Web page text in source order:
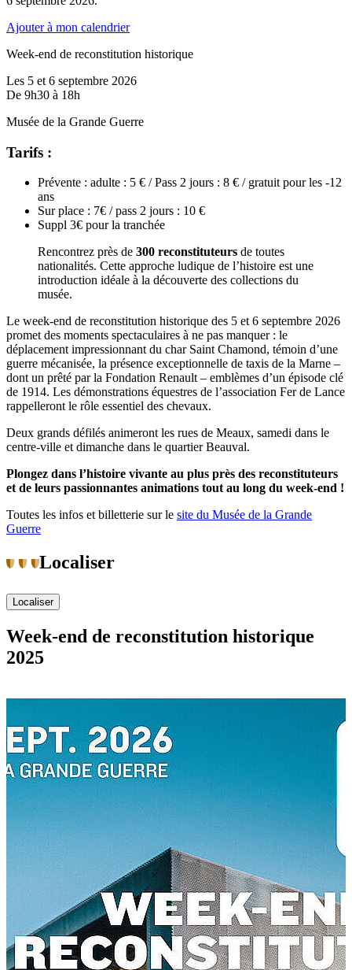
Ajouter à mon calendrier
Week-end de reconstitution historique
Les 5 et 6 septembre 2026
De 9h30 à 18h
Musée de la Grande Guerre
Tarifs :
Prévente : adulte : 5 € / Pass 2 jours : 8 € / gratuit pour les -12
ans
Sur place : 7€ / pass 2 jours : 10 €
Suppl 3€ pour la tranchée
Rencontrez près de 300 reconstituteurs de toutes
nationalités. Cette approche ludique de l’histoire est une
introduction idéale à la découverte des collections du
musée.
Le week-end de reconstitution historique des 5 et 6 septembre 2026
promet des moments spectaculaires à ne pas manquer : le
déplacement impressionnant du char Saint Chamond, témoin d’une
guerre mécanisée, la présence exceptionnelle de taxis de la Marne –
dont un prêté par la Fondation Renault – emblèmes d’un épisode clé
de 1914. Les démonstrations équestres de l’association Fer de Lance
rappelleront le rôle essentiel des chevaux.
Deux grands défilés animeront les rues de Meaux, samedi dans le
centre-ville et dimanche dans le quartier Beauval.
Plongez dans l’histoire vivante au plus près des reconstituteurs
et de leurs passionnantes animations tout au long du week-end !
Toutes les infos et billetterie sur le site du Musée de la Grande
Guerre
Localiser
Localiser
Week-end de reconstitution historique
2025